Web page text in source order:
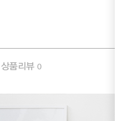
상품리뷰 0